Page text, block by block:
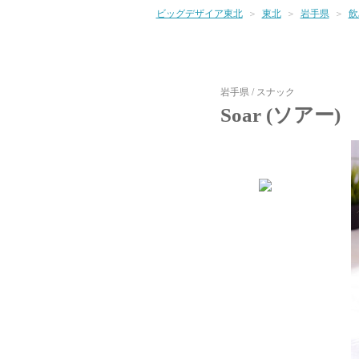
ビッグデザイア東北 東北 岩手県
岩手県 / スナック
Soar (ソアー)